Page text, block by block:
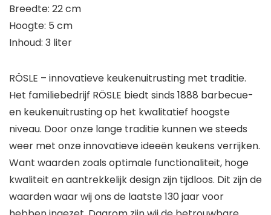
Breedte: 22 cm
Hoogte: 5 cm
Inhoud: 3 liter
RÖSLE – innovatieve keukenuitrusting met traditie.
Het familiebedrijf RÖSLE biedt sinds 1888 barbecue-
en keukenuitrusting op het kwalitatief hoogste
niveau. Door onze lange traditie kunnen we steeds
weer met onze innovatieve ideeën keukens verrijken.
Want waarden zoals optimale functionaliteit, hoge
kwaliteit en aantrekkelijk design zijn tijdloos. Dit zijn de
waarden waar wij ons de laatste 130 jaar voor